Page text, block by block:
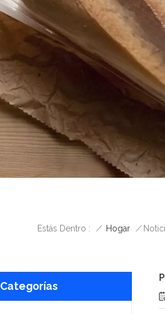
Estás Dentro : / Hogar /
Categorías